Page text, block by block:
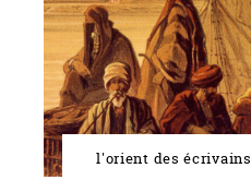
l'orient des écrivains